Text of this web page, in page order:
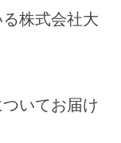
株式会社大
ついてお届け